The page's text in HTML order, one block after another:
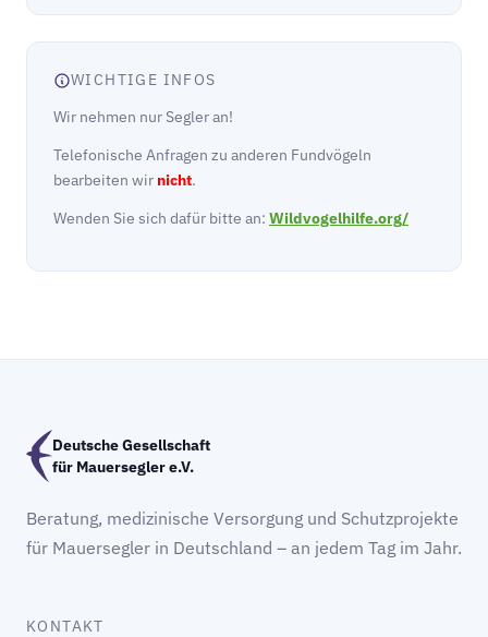
WICHTIGE INFOS
Wir nehmen nur Segler an!
Telefonische Anfragen zu anderen Fundvögeln
bearbeiten wir nicht.
Wenden Sie sich dafür bitte an: Wildvogelhilfe.org/
Deutsche Gesellschaft
für Mauersegler e.V.
Beratung, medizinische Versorgung und Schutzprojekte
für Mauersegler in Deutschland – an jedem Tag im Jahr.
KONTAKT